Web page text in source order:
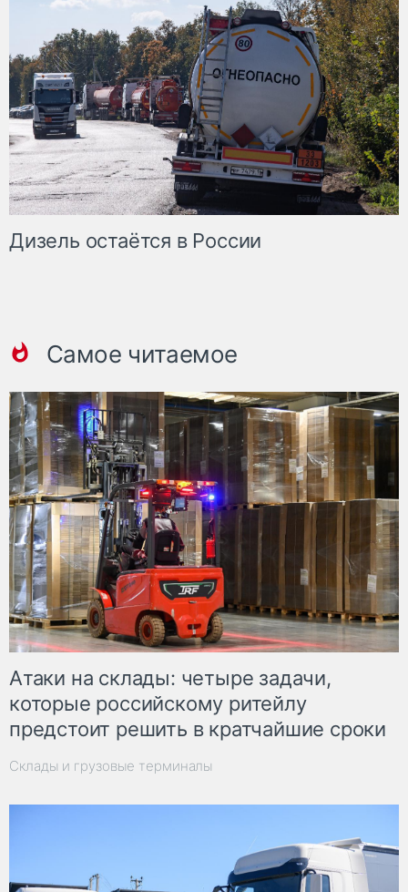
Дизель остаётся в России
Самое читаемое
Атаки на склады: четыре задачи,
которые российскому ритейлу
предстоит решить в кратчайшие сроки
Склады и грузовые терминалы